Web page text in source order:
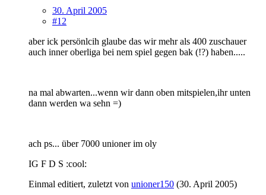
30. April 2005
#12
aber ick persönlcih glaube das wir mehr als 400 zuschauer
auch inner oberliga bei nem spiel gegen bak (!?) haben.....
na mal abwarten...wenn wir dann oben mitspielen,ihr unten
dann werden wa sehn =)
ach ps... über 7000 unioner im oly
IG F D S :cool:
Einmal editiert, zuletzt von unioner150 (30. April 2005)